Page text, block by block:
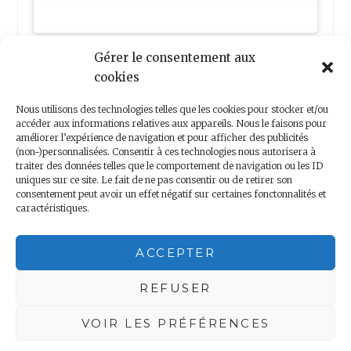
Gérer le consentement aux
cookies
Nous utilisons des technologies telles que les cookies pour stocker et/ou
accéder aux informations relatives aux appareils. Nous le faisons pour
améliorer l’expérience de navigation et pour afficher des publicités
(non-)personnalisées. Consentir à ces technologies nous autorisera à
traiter des données telles que le comportement de navigation ou les ID
uniques sur ce site. Le fait de ne pas consentir ou de retirer son
consentement peut avoir un effet négatif sur certaines fonctonnalités et
caractéristiques.
ACCEPTER
REFUSER
VOIR LES PRÉFÉRENCES
Nous contacter